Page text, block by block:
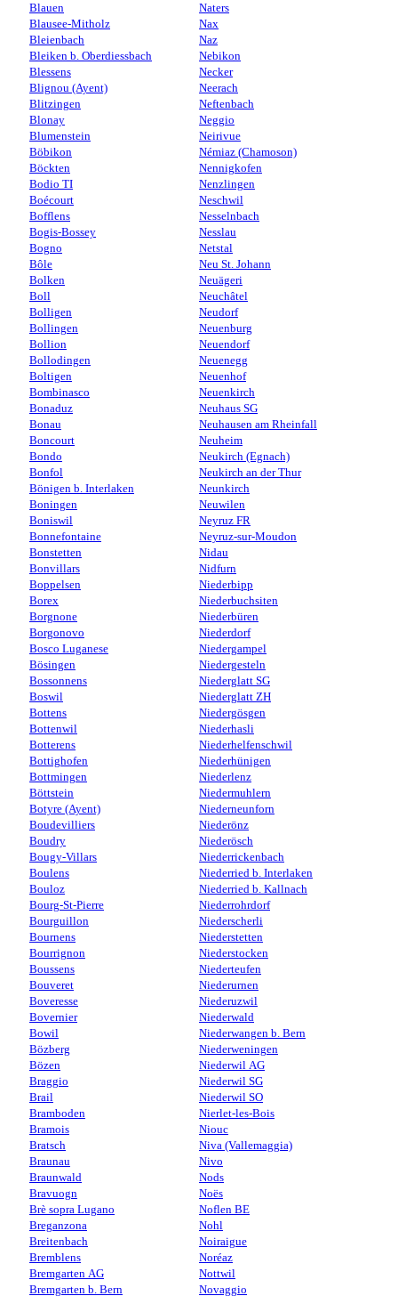
Blauen
Blausee-Mitholz
Bleienbach
Bleiken b. Oberdiessbach
Blessens
Blignou (Ayent)
Blitzingen
Blonay
Blumenstein
Böbikon
Böckten
Bodio TI
Boécourt
Bofflens
Bogis-Bossey
Bogno
Bôle
Bolken
Boll
Bolligen
Bollingen
Bollion
Bollodingen
Boltigen
Bombinasco
Bonaduz
Bonau
Boncourt
Bondo
Bonfol
Bönigen b. Interlaken
Boningen
Boniswil
Bonnefontaine
Bonstetten
Bonvillars
Boppelsen
Borex
Borgnone
Borgonovo
Bosco Luganese
Bösingen
Bossonnens
Boswil
Bottens
Bottenwil
Botterens
Bottighofen
Bottmingen
Böttstein
Botyre (Ayent)
Boudevilliers
Boudry
Bougy-Villars
Boulens
Bouloz
Bourg-St-Pierre
Bourguillon
Bournens
Bourrignon
Boussens
Bouveret
Boveresse
Bovernier
Bowil
Bözberg
Bözen
Braggio
Brail
Bramboden
Bramois
Bratsch
Braunau
Braunwald
Bravuogn
Brè sopra Lugano
Breganzona
Breitenbach
Bremblens
Bremgarten AG
Bremgarten b. Bern
Naters
Nax
Naz
Nebikon
Necker
Neerach
Neftenbach
Neggio
Neirivue
Némiaz (Chamoson)
Nennigkofen
Nenzlingen
Neschwil
Nesselnbach
Nesslau
Netstal
Neu St. Johann
Neuägeri
Neuchâtel
Neudorf
Neuenburg
Neuendorf
Neuenegg
Neuenhof
Neuenkirch
Neuhaus SG
Neuhausen am Rheinfall
Neuheim
Neukirch (Egnach)
Neukirch an der Thur
Neunkirch
Neuwilen
Neyruz FR
Neyruz-sur-Moudon
Nidau
Nidfurn
Niederbipp
Niederbuchsiten
Niederbüren
Niederdorf
Niedergampel
Niedergesteln
Niederglatt SG
Niederglatt ZH
Niedergösgen
Niederhasli
Niederhelfenschwil
Niederhünigen
Niederlenz
Niedermuhlern
Niederneunforn
Niederönz
Niederösch
Niederrickenbach
Niederried b. Interlaken
Niederried b. Kallnach
Niederrohrdorf
Niederscherli
Niederstetten
Niederstocken
Niederteufen
Niederurnen
Niederuzwil
Niederwald
Niederwangen b. Bern
Niederweningen
Niederwil AG
Niederwil SG
Niederwil SO
Nierlet-les-Bois
Niouc
Niva (Vallemaggia)
Nivo
Nods
Noës
Noflen BE
Nohl
Noiraigue
Noréaz
Nottwil
Novaggio